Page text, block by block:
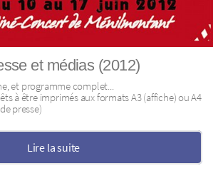
et médias (2012)
et programme complet...
à être imprimés aux formats A3 (affiche) ou A4
presse)
Lire la suite